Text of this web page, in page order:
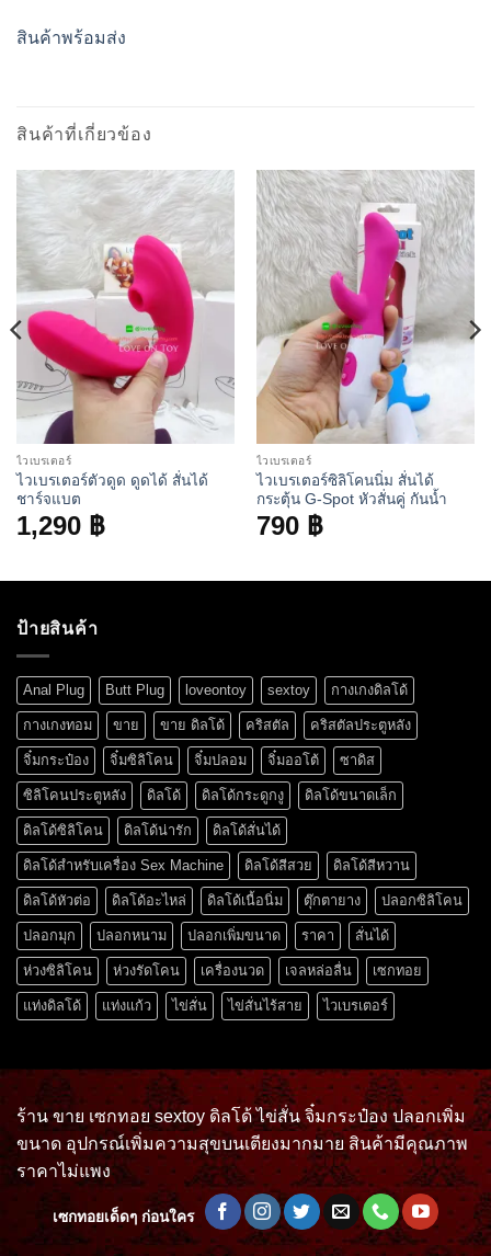
สินค้าพร้อมส่ง
สินค้าที่เกี่ยวข้อง
ไวเบรเตอร์
ไวเบรเตอร์ตัวดูด ดูดได้ สั่นได้
ชาร์จแบต
1,290 ฿
ไวเบรเตอร์
ไวเบรเตอร์ซิลิโคนนิ่ม สั่นได้
กระตุ้น G-Spot หัวสั่นคู่ กันน้ำ
790 ฿
ป้ายสินค้า
Anal Plug Butt Plug loveontoy sextoy กางเกงดิลโด้
กางเกงทอม ขาย ขาย ดิลโด้ คริสตัล คริสตัลประตูหลัง
จิ๋มกระป๋อง จิ๋มซิลิโคน จิ๋มปลอม จิ๋มออโต้ ซาดิส
ซิลิโคนประตูหลัง ดิลโด้ ดิลโด้กระดูกงู ดิลโด้ขนาดเล็ก
ดิลโด้ซิลิโคน ดิลโด้น่ารัก ดิลโด้สั่นได้
ดิลโด้สำหรับเครื่อง Sex Machine ดิลโด้สีสวย ดิลโด้สีหวาน
ดิลโด้หัวต่อ ดิลโด้อะไหล่ ดิลโด้เนื้อนิ่ม ตุ๊กตายาง ปลอกซิลิโคน
ปลอกมุก ปลอกหนาม ปลอกเพิ่มขนาด ราคา สั่นได้
ห่วงซิลิโคน ห่วงรัดโคน เครื่องนวด เจลหล่อลื่น เซกทอย
แท่งดิลโด้ แท่งแก้ว ไข่สั่น ไข่สั่นไร้สาย ไวเบรเตอร์
ร้าน ขาย เซกทอย sextoy ดิลโด้ ไข่สั่น จิ๋มกระป๋อง ปลอกเพิ่ม
ขนาด อุปกรณ์เพิ่มความสุขบนเตียงมากมาย สินค้ามีคุณภาพ
ราคาไม่แพง
เซกทอยเด็ดๆ ก่อนใคร